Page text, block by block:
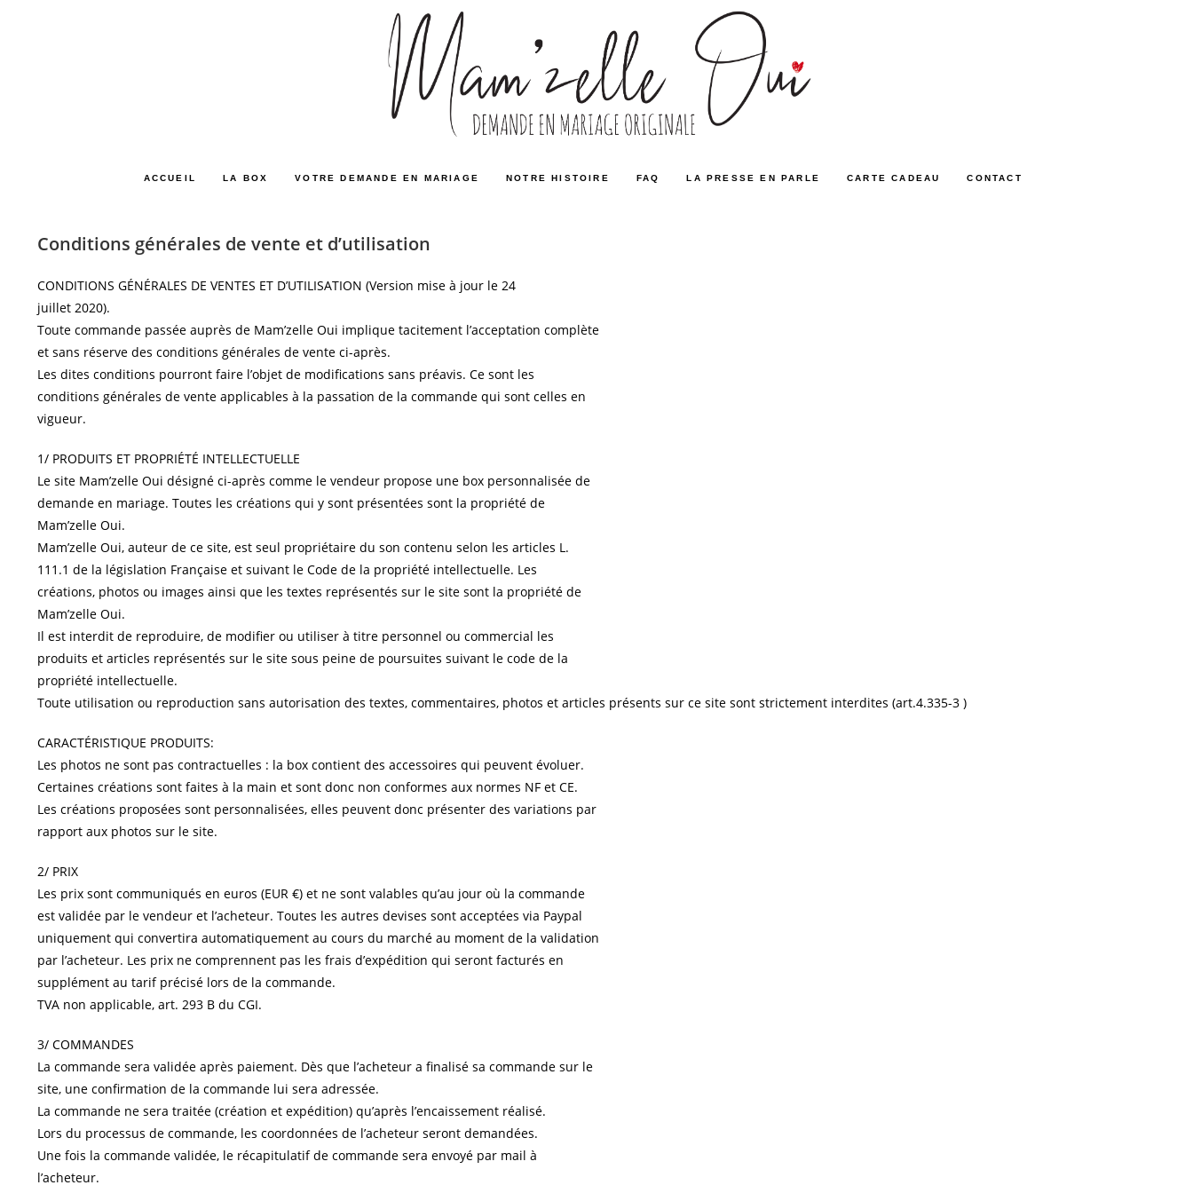
ACCUEIL LA BOX VOTRE DEMANDE EN MARIAGE NOTRE HISTOIRE FAQ LA PRESSE EN PARLE CARTE CADEAU CONTACT
Conditions générales de vente et d’utilisation
CONDITIONS GÉNÉRALES DE VENTES ET D’UTILISATION (Version mise à jour le 24
juillet 2020).
Toute commande passée auprès de Mam’zelle Oui implique tacitement l’acceptation complète
et sans réserve des conditions générales de vente ci-après.
Les dites conditions pourront faire l’objet de modifications sans préavis. Ce sont les
conditions générales de vente applicables à la passation de la commande qui sont celles en
vigueur.
1/ PRODUITS ET PROPRIÉTÉ INTELLECTUELLE
Le site Mam’zelle Oui désigné ci-après comme le vendeur propose une box personnalisée de
demande en mariage. Toutes les créations qui y sont présentées sont la propriété de
Mam’zelle Oui.
Mam’zelle Oui, auteur de ce site, est seul propriétaire du son contenu selon les articles L.
111.1 de la législation Française et suivant le Code de la propriété intellectuelle. Les
créations, photos ou images ainsi que les textes représentés sur le site sont la propriété de
Mam’zelle Oui.
Il est interdit de reproduire, de modifier ou utiliser à titre personnel ou commercial les
produits et articles représentés sur le site sous peine de poursuites suivant le code de la
propriété intellectuelle.
Toute utilisation ou reproduction sans autorisation des textes, commentaires, photos et articles présents sur ce site sont strictement interdites (art.4.335-3 )
CARACTÉRISTIQUE PRODUITS:
Les photos ne sont pas contractuelles : la box contient des accessoires qui peuvent évoluer.
Certaines créations sont faites à la main et sont donc non conformes aux normes NF et CE.
Les créations proposées sont personnalisées, elles peuvent donc présenter des variations par
rapport aux photos sur le site.
2/ PRIX
Les prix sont communiqués en euros (EUR €) et ne sont valables qu’au jour où la commande
est validée par le vendeur et l’acheteur. Toutes les autres devises sont acceptées via Paypal
uniquement qui convertira automatiquement au cours du marché au moment de la validation
par l’acheteur. Les prix ne comprennent pas les frais d’expédition qui seront facturés en
supplément au tarif précisé lors de la commande.
TVA non applicable, art. 293 B du CGI.
3/ COMMANDES
La commande sera validée après paiement. Dès que l’acheteur a finalisé sa commande sur le
site, une confirmation de la commande lui sera adressée.
La commande ne sera traitée (création et expédition) qu’après l’encaissement réalisé.
Lors du processus de commande, les coordonnées de l’acheteur seront demandées.
Une fois la commande validée, le récapitulatif de commande sera envoyé par mail à
l’acheteur.